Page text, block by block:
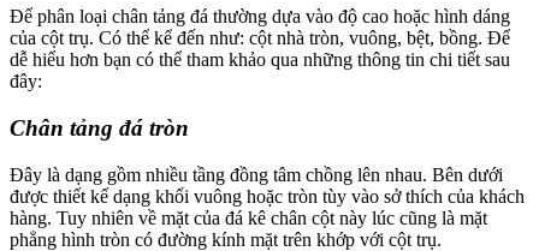
Để phân loại chân tảng đá thường dựa vào độ cao hoặc hình dáng
của cột trụ. Có thể kể đến như: cột nhà tròn, vuông, bệt, bồng. Để
dễ hiểu hơn bạn có thể tham khảo qua những thông tin chi tiết sau
đây:
Chân tảng đá tròn
Đây là dạng gồm nhiều tầng đồng tâm chồng lên nhau. Bên dưới
được thiết kế dạng khối vuông hoặc tròn tùy vào sở thích của khách
hàng. Tuy nhiên về mặt của đá kê chân cột này lúc cũng là mặt
phẳng hình tròn có đường kính mặt trên khớp với cột trụ.